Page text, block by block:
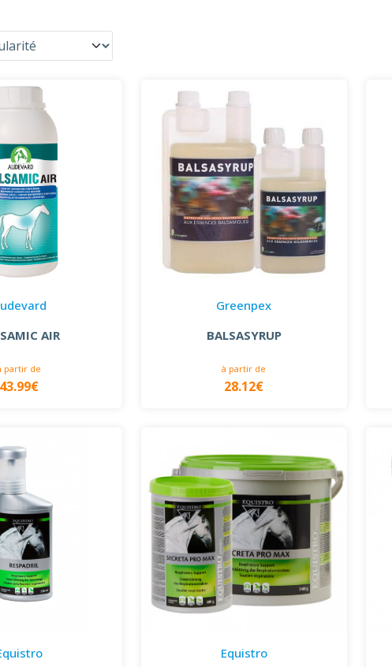
AIR
partir de
43.99€
Greenpex
BALSASYRUP
à partir de
28.12€
Equistro